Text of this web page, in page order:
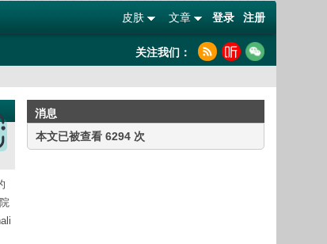
登录 注册
文章
皮肤
关注我们：
消息
本文已被查看 6294 次